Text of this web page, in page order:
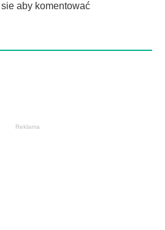
aby komentować
Reklama